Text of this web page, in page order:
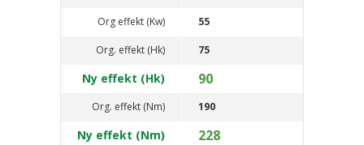
Org effekt (Kw) 55
Org. effekt (Hk) 75
Ny effekt (Hk) 90
Org. effekt (Nm) 190
Ny effekt (Nm) 228